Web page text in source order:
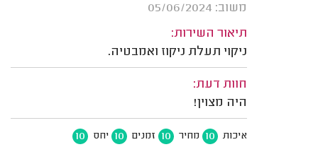
משוב: 05/06/2024
תיאור השירות:
ניקוי תעלת ניקוז ואמבטיה.
חוות דעת:
היה מצוין!
איכות 10 מחיר 10 זמנים 10 יחס 10